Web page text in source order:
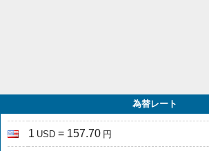
為替レート
1 USD = 157.70 円